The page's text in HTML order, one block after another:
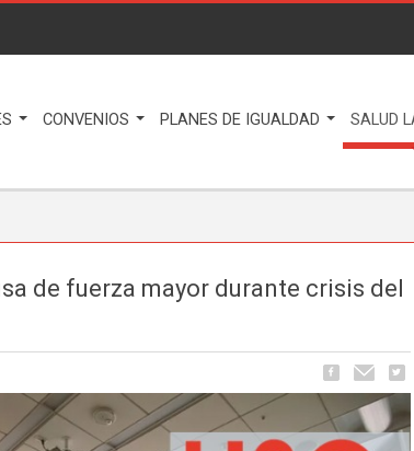
CONVENIOS PLANES DE IGUALDAD SALUD
de fuerza mayor durante crisis del